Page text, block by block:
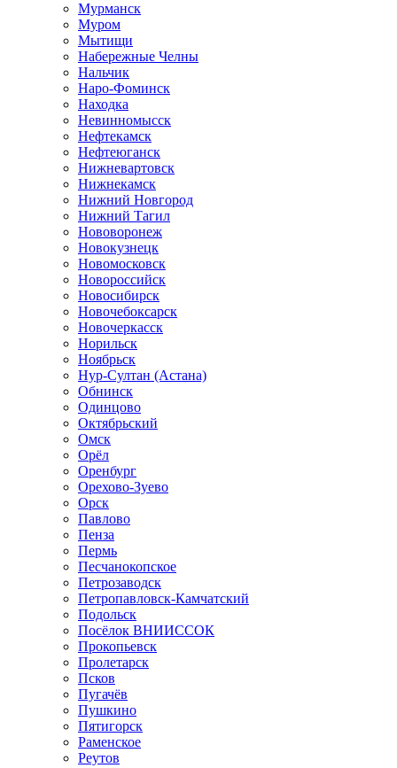
Мурманск
Муром
Мытищи
Набережные Челны
Нальчик
Наро-Фоминск
Находка
Невинномысск
Нефтекамск
Нефтеюганск
Нижневартовск
Нижнекамск
Нижний Новгород
Нижний Тагил
Нововоронеж
Новокузнецк
Новомосковск
Новороссийск
Новосибирск
Новочебоксарск
Новочеркасск
Норильск
Ноябрьск
Нур-Султан (Астана)
Обнинск
Одинцово
Октябрьский
Омск
Орёл
Оренбург
Орехово-Зуево
Орск
Павлово
Пенза
Пермь
Песчанокопское
Петрозаводск
Петропавловск-Камчатский
Подольск
Посёлок ВНИИССОК
Прокопьевск
Пролетарск
Псков
Пугачёв
Пушкино
Пятигорск
Раменское
Реутов